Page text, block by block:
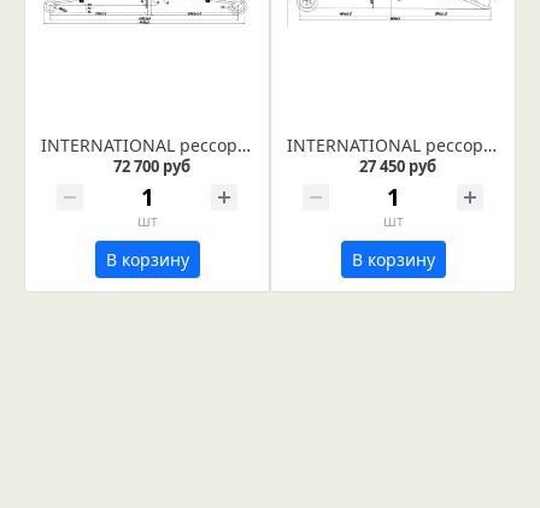
INTERNATIONAL рессора (Арт. IR 25-01)
72 700 руб
шт
В корзину
INTERNATIONAL рессора (Арт. IR 25-03)
27 450 руб
шт
В корзину